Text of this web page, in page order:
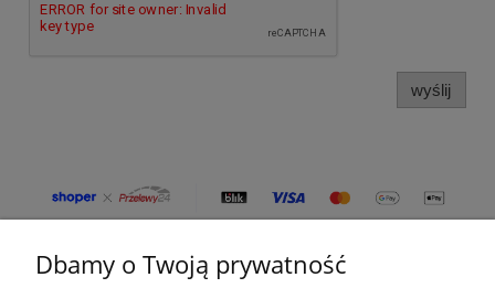
wyślij
Moje konto
Dbamy o Twoją prywatność